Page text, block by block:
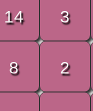
14 3
8 2